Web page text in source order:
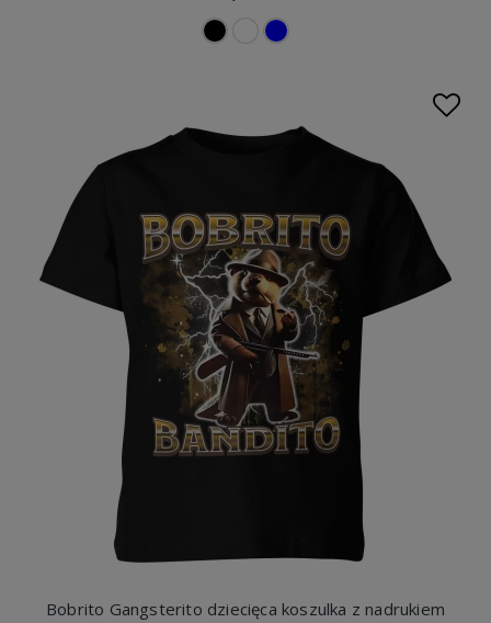
Bobrito Gangsterito dziecięca koszulka z nadrukiem